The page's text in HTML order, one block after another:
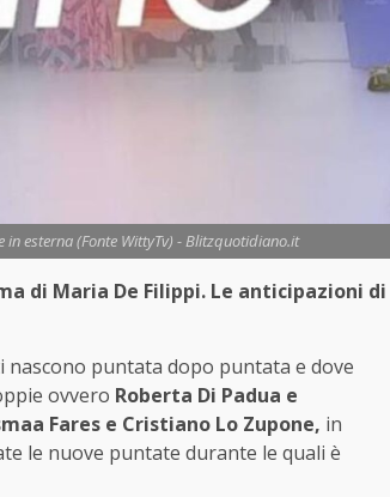
esterna (Fonte WittyTv) - Blitzquotidiano.it
di Maria De Filippi. Le anticipazioni di
nascono puntata dopo puntata e dove
ovvero Roberta Di Padua e
Fares e Cristiano Lo Zupone, in
le nuove puntate durante le quali è